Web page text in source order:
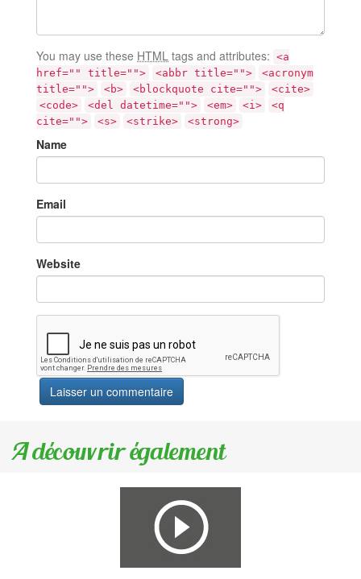
You may use these HTML tags and attributes: <a
href="" title="">
<abbr title="">
<acronym
title="">
<b> <blockquote cite="">
<cite>
<code>
<del datetime=""> <em> <i>
<q
cite="">
<s> <strike> <strong>
Name
Email
Website
A découvrir également